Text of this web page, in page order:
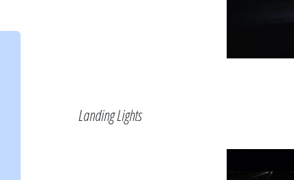
Landing Lights